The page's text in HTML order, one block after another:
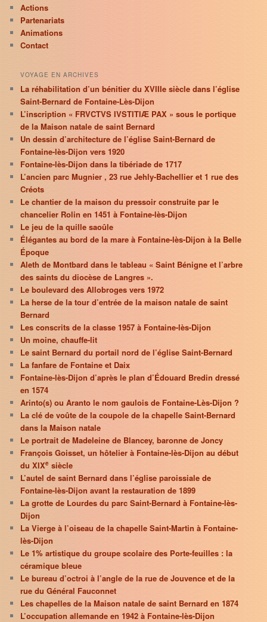
Actions
Partenariats
Animations
Contact
VOYAGE EN ARCHIVES
La réhabilitation d’un bénitier du XVIIIe siècle dans l’église
Saint-Bernard de Fontaine-Lès-Dijon
L’inscription « FRVCTVS IVSTITIÆ PAX » sous le portique
de la Maison natale de saint Bernard
Un dessin d’architecture de l’église Saint-Bernard de
Fontaine-lès-Dijon vers 1920
Fontaine-lès-Dijon dans la tibériade de 1717
L’ancien parc Mugnier , 23 rue Jehly-Bachellier et 1 rue des
Créots
Le chantier de la maison du pressoir construite par le
chancelier Rolin en 1451 à Fontaine-lès-Dijon
Le jeu de la quille saoûle
Élégantes au bord de la mare à Fontaine-lès-Dijon à la Belle
Époque
Aleth de Montbard dans le tableau « Saint Bénigne et l’arbre
des saints du diocèse de Langres ».
Le boulevard des Allobroges vers 1972
La herse de la tour d’entrée de la maison natale de saint
Bernard
Les conscrits de la classe 1957 à Fontaine-lès-Dijon
Un moine, chauffe-lit
Le saint Bernard du portail nord de l’église Saint-Bernard
La fanfare de Fontaine et Daix
Fontaine-lès-Dijon d’après le plan d’Édouard Bredin dressé
en 1574
Arinto(s) ou Aranto le nom gaulois de Fontaine-Lès-Dijon ?
La clé de voûte de la coupole de la chapelle Saint-Bernard
dans la Maison natale
Le portrait de Madeleine de Blancey, baronne de Joncy
François Goisset, un hôtelier à Fontaine-lès-Dijon au début
du XIXe siècle
L’autel de saint Bernard dans l’église paroissiale de
Fontaine-lès-Dijon avant la restauration de 1899
La grotte de Lourdes du parc Saint-Bernard à Fontaine-lès-
Dijon
La Vierge à l’oiseau de la chapelle Saint-Martin à Fontaine-
lès-Dijon
Le 1% artistique du groupe scolaire des Porte-feuilles : la
céramique bleue
Le bureau d’octroi à l’angle de la rue de Jouvence et de la
rue du Général Fauconnet
Les chapelles de la Maison natale de saint Bernard en 1874
L’occupation allemande en 1942 à Fontaine-lès-Dijon